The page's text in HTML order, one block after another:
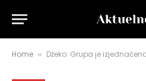
Home » Džeko: Grupa je izjednačena, ali